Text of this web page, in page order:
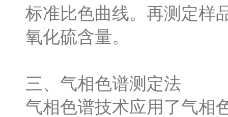
标准比色曲线。再测定样
氧化硫含量。
三、气相色谱测定法
气相色谱技术应用了气相